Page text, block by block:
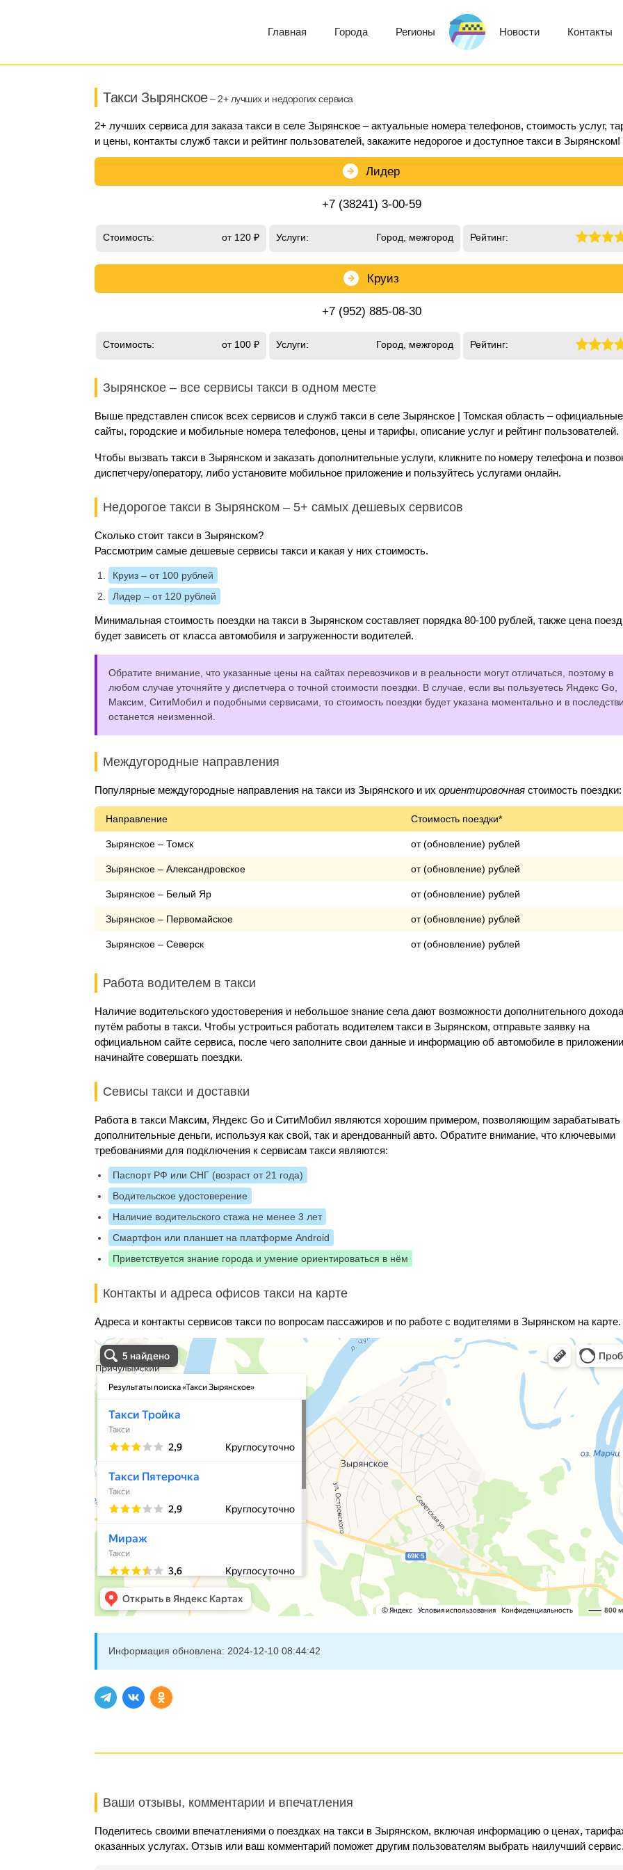
Главная Города Регионы Новости Контакты
Такси Зырянское– 2+ лучших и недорогих сервиса
2+ лучших сервиса для заказа такси в селе Зырянское – актуальные номера телефонов, стоимость услуг,
и цены, контакты служб такси и рейтинг пользователей, закажите недорогое и доступное такси в Зырянском!
Лидер
+7 (38241) 3-00-59
Стоимость: от 120 ₽ Услуги: Город, межгород Рейтинг:
Круиз
+7 (952) 885-08-30
Стоимость: от 100 ₽ Услуги: Город, межгород Рейтинг:
Зырянское – все сервисы такси в одном месте
Выше представлен список всех сервисов и служб такси в селе Зырянское | Томская область – официальные
сайты, городские и мобильные номера телефонов, цены и тарифы, описание услуг и рейтинг пользователей.
Чтобы вызвать такси в Зырянском и заказать дополнительные услуги, кликните по номеру телефона и
диспетчеру/оператору, либо установите мобильное приложение и пользуйтесь услугами онлайн.
Недорогое такси в Зырянском – 5+ самых дешевых сервисов
Сколько стоит такси в Зырянском?
Рассмотрим самые дешевые сервисы такси и какая у них стоимость.
Круиз – от 100 рублей
Лидер – от 120 рублей
Минимальная стоимость поездки на такси в Зырянском составляет порядка 80-100 рублей, также цена
будет зависеть от класса автомобиля и загруженности водителей.
Обратите внимание, что указанные цены на сайтах перевозчиков и в реальности могут отличаться, поэтому в
любом случае уточняйте у диспетчера о точной стоимости поездки. В случае, если вы пользуетесь Яндекс Go,
Максим, СитиМобил и подобными сервисами, то стоимость поездки будет указана моментально и в
останется неизменной.
Междугородные направления
Популярные междугородные направления на такси из Зырянского и их ориентировочная стоимость поездки:
Направление Стоимость поездки*
Зырянское – Томск от (обновление) рублей
Зырянское – Александровское от (обновление) рублей
Зырянское – Белый Яр от (обновление) рублей
Зырянское – Первомайское от (обновление) рублей
Зырянское – Северск от (обновление) рублей
Работа водителем в такси
Наличие водительского удостоверения и небольшое знание села дают возможности дополнительного дохода
путём работы в такси. Чтобы устроиться работать водителем такси в Зырянском, отправьте заявку на
официальном сайте сервиса, после чего заполните свои данные и информацию об автомобиле в
начинайте совершать поездки.
Севисы такси и доставки
Работа в такси Максим, Яндекс Go и СитиМобил являются хорошим примером, позволяющим зарабатывать
дополнительные деньги, используя как свой, так и арендованный авто. Обратите внимание, что ключевыми
требованиями для подключения к сервисам такси являются:
Паспорт РФ или СНГ (возраст от 21 года)
Водительское удостоверение
Наличие водительского стажа не менее 3 лет
Смартфон или планшет на платформе Android
Приветствуется знание города и умение ориентироваться в нём
Контакты и адреса офисов такси на карте
Адреса и контакты сервисов такси по вопросам пассажиров и по работе с водителями в Зырянском на карте.
Информация обновлена: 2024-12-10 08:44:42
Ваши отзывы, комментарии и впечатления
Поделитесь своими впечатлениями о поездках на такси в Зырянском, включая информацию о ценах,
оказанных услугах. Отзыв или ваш комментарий поможет другим пользователям выбрать наилучший